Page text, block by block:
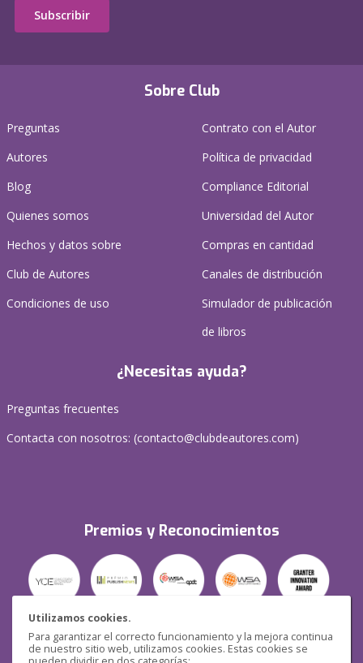
Utilizamos cookies.
Para garantizar el correcto funcionamiento y la mejora continua
de nuestro sitio web, utilizamos cookies. Estas cookies se
Sobre Club
Preguntas
Autores
Blog
Quienes somos
Hechos y datos sobre
Club de Autores
Condiciones de uso
Contrato con el Autor
Política de privacidad
Compliance Editorial
Universidad del Autor
Compras en cantidad
Canales de distribución
Simulador de publicación
de libros
¿Necesitas ayuda?
Preguntas frecuentes
Contacta con nosotros: (contacto@clubdeautores.com)
Premios y Reconocimientos
Seguridad
Subscribir